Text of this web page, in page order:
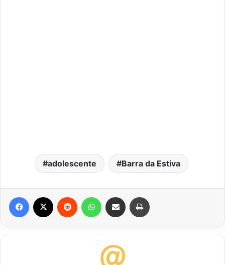
adolescente Barra da Estiva
Facebook Reddit WhatsAppCompartilhar via e-mail